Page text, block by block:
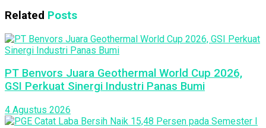
Related Posts
PT Benvors Juara Geothermal World Cup 2026,
GSI Perkuat Sinergi Industri Panas Bumi
4 Agustus 2026